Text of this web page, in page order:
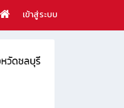
เข้าสู่ระบบ